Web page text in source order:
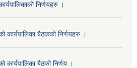
निर्णयहरु ।
बैठकको निर्णयहरु ।
बैठको निर्णय ।